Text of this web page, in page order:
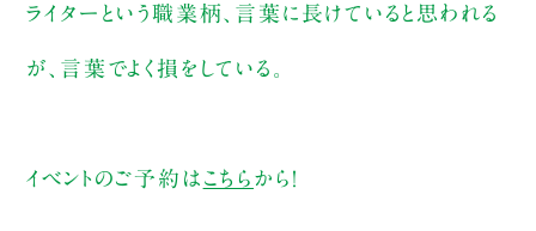
ライターという職業柄、言葉に長けていると思われる
が、言葉でよく損をしている。
イベントのご予約は こちら から！